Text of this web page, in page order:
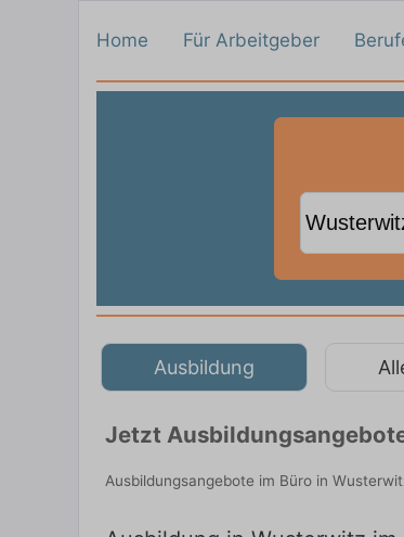
Home Für Arbeitgeber
Ausbildung
Jetzt
Ausbildungsangebote im Büro in